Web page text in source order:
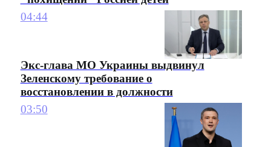
04:44
Экс-глава МО Украины выдвинул
Зеленскому требование о
восстановлении в должности
03:50